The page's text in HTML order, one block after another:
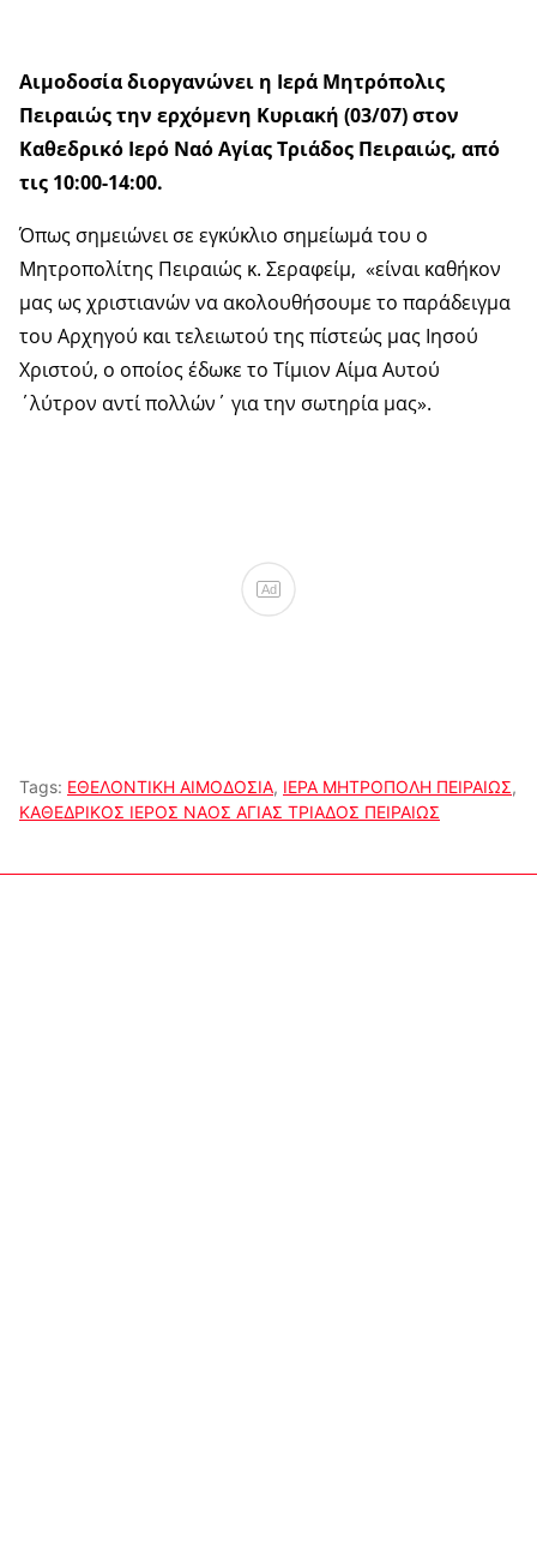
Αιμοδοσία διοργανώνει η Ιερά Μητρόπολις
Πειραιώς την ερχόμενη Κυριακή (03/07) στον
Καθεδρικό Ιερό Ναό Αγίας Τριάδος Πειραιώς, από
τις 10:00-14:00.
Όπως σημειώνει σε εγκύκλιο σημείωμά του ο
Μητροπολίτης Πειραιώς κ. Σεραφείμ, «είναι καθήκον
μας ως χριστιανών να ακολουθήσουμε το παράδειγμα
του Αρχηγού και τελειωτού της πίστεώς μας Ιησού
Χριστού, ο οποίος έδωκε το Τίμιον Αίμα Αυτού
΄λύτρον αντί πολλών΄ για την σωτηρία μας».
Ad
Tags: ΕΘΕΛΟΝΤΙΚΗ ΑΙΜΟΔΟΣΙΑ, ΙΕΡΑ ΜΗΤΡΟΠΟΛΗ ΠΕΙΡΑΙΩΣ,
ΚΑΘΕΔΡΙΚΟΣ ΙΕΡΟΣ ΝΑΟΣ ΑΓΙΑΣ ΤΡΙΑΔΟΣ ΠΕΙΡΑΙΩΣ